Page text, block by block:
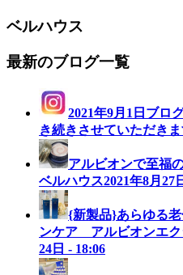
ベルハウス
最新のブログ一覧
2021年9月1日ブロ
き続きさせていただき
アルビオンで至
ベルハウス2021年8月27
{新製品}あらゆる
ンケア アルビオンエク
24日 - 18:06